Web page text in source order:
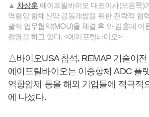
▲ 차상훈 에이프릴바이오 대표이사(오른쪽)
역항암 항체신약 공동개발을 위한 전략적 협
괄적 업무협약(MOU)을 체결 후 와 김흥태 이
촬영을 하고 있다. <에이프릴바이오>
△바이오USA 참석, REMAP 기술이전
에이프릴바이오는 이중항체 ADC 플
역항암제 등을 해외 기업들에 적극적
에 나섰다.